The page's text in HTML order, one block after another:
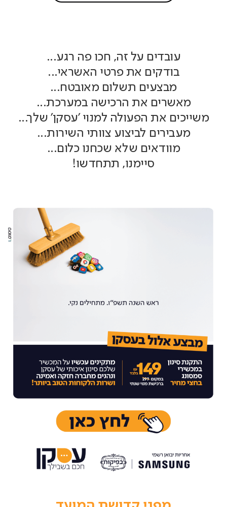
עובדים על זה, חכו פה רגע...
בודקים את פרטי האשראי...
מבצעים תשלום מאובטח...
מאשרים את הרכישה במערכת...
משייכים את הפעולה למנוי 'עסקן' שלך...
מעבירים לביצוע צוותי השירות...
מוודאים שלא שכחנו כלום...
סיימנו, תתחדשו!